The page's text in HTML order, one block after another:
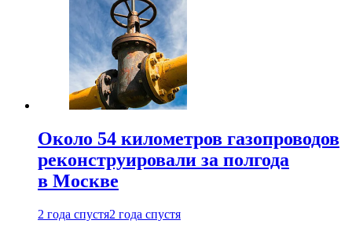
Около 54 километров газопроводов
реконструировали за полгода
в Москве
2 года спустя2 года спустя